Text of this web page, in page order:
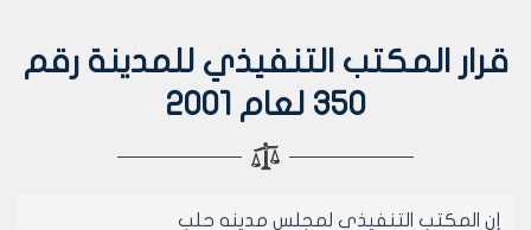
قرار المكتب التنفيذي للمدينة رقم
350 لعام 2001
إن المكتب التنفيذي لمجلس مدينه حلب